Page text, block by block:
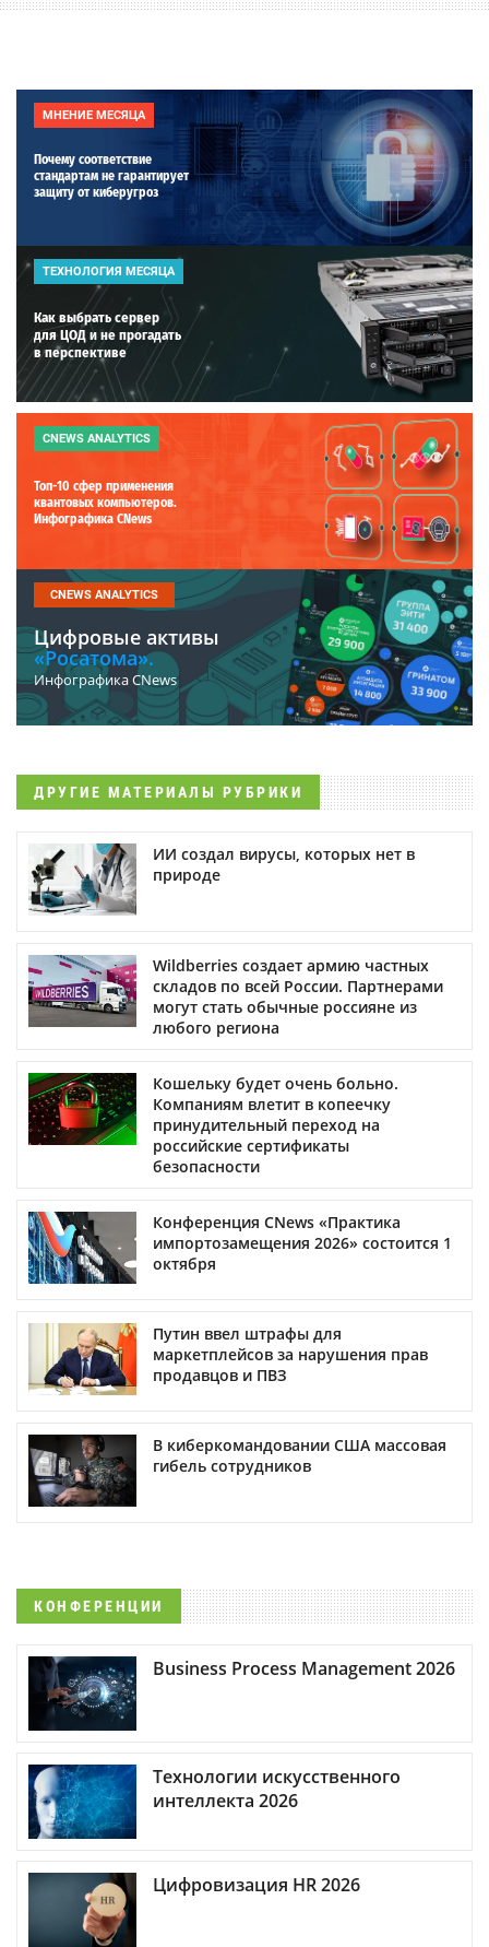
МНЕНИЕ МЕСЯЦА
Почему соответствие
стандартам не гарантирует
защиту от киберугроз
ТЕХНОЛОГИЯ МЕСЯЦА
Как выбрать сервер
для ЦОД и не прогадать
в перспективе
CNEWS ANALYTICS
Топ-10 сфер применения
квантовых компьютеров.
Инфографика CNews
CNEWS ANALYTICS
Цифровые активы
«Росатома».
Инфографика CNews
ДРУГИЕ МАТЕРИАЛЫ РУБРИКИ
ИИ создал вирусы, которых нет в
природе
Wildberries создает армию частных
складов по всей России. Партнерами
могут стать обычные россияне из
любого региона
Кошельку будет очень больно.
Компаниям влетит в копеечку
принудительный переход на
российские сертификаты
безопасности
Конференция CNews «Практика
импортозамещения 2026» состоится 1
октября
Путин ввел штрафы для
маркетплейсов за нарушения прав
продавцов и ПВЗ
В киберкомандовании США массовая
гибель сотрудников
КОНФЕРЕНЦИИ
Business Process Management 2026
Технологии искусственного
интеллекта 2026
Цифровизация HR 2026